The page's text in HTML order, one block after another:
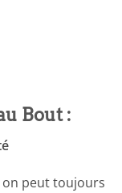
Bout :
on peut toujours